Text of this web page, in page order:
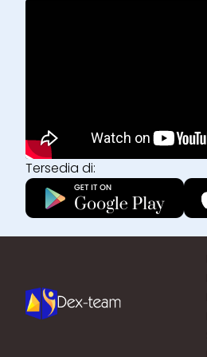
Tersedia di: